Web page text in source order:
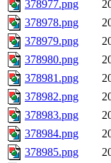
378977.png
378978.png
378979.png
378980.png
378981.png
378982.png
378983.png
378984.png
378985.png